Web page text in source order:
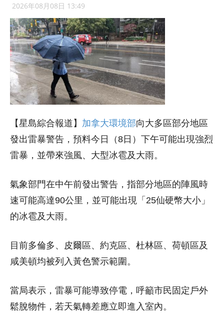
2026年08月08日 13:49
【星島綜合報道】 加拿大環境部向大多區部分地區
發出雷暴警告，預料今日（8日）下午可能出現強烈
雷暴，並帶來強風、大型冰雹及大雨。
氣象部門在中午前發出警告，指部分地區的陣風時
速可能高達90公里，並可能出現「25仙硬幣大小」
的冰雹及大雨。
目前多倫多、皮爾區、約克區、杜林區、荷頓區及
咸美頓均被列入黃色警示範圍。
當局表示，雷暴可能導致停電，呼籲市民固定戶外
鬆脫物件，若天氣轉差應立即進入室內。